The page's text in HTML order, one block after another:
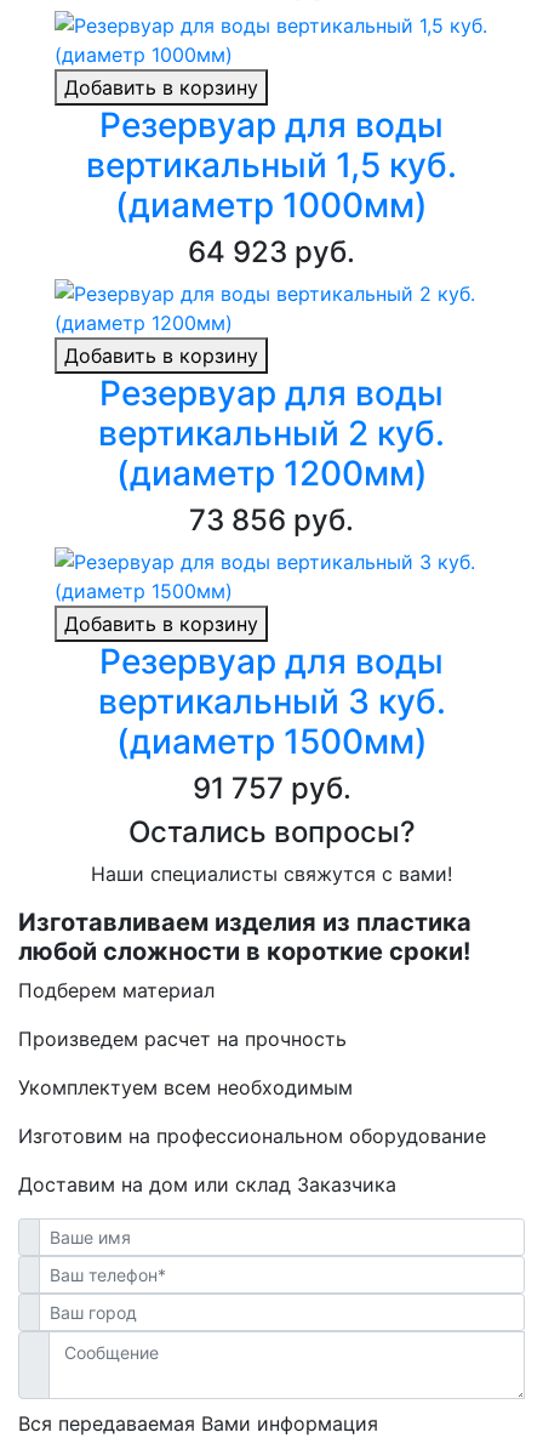
Добавить в корзину
Резервуар для воды
вертикальный 1,5 куб.
(диаметр 1000мм)
64 923 руб.
Добавить в корзину
Резервуар для воды
вертикальный 2 куб.
(диаметр 1200мм)
73 856 руб.
Добавить в корзину
Резервуар для воды
вертикальный 3 куб.
(диаметр 1500мм)
91 757 руб.
Остались вопросы?
Наши специалисты свяжутся с вами!
Изготавливаем изделия из пластика
любой сложности в короткие сроки!
Подберем материал
Произведем расчет на прочность
Укомплектуем всем необходимым
Изготовим на профессиональном оборудование
Доставим на дом или склад Заказчика
Вся передаваемая Вами информация